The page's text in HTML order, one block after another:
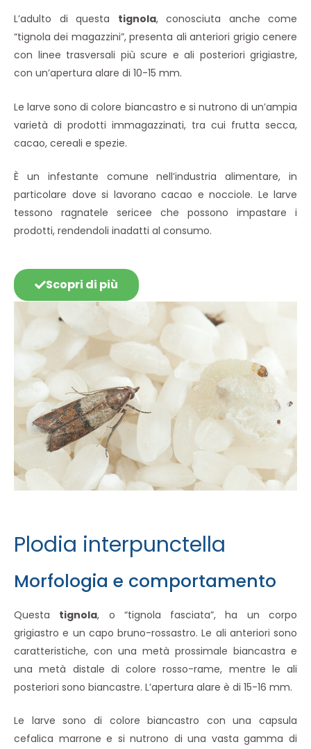
L’adulto di questa tignola, conosciuta anche come
“tignola dei magazzini”, presenta ali anteriori grigio cenere
con linee trasversali più scure e ali posteriori grigiastre,
con un’apertura alare di 10-15 mm.
Le larve sono di colore biancastro e si nutrono di un’ampia
varietà di prodotti immagazzinati, tra cui frutta secca,
cacao, cereali e spezie.
È un infestante comune nell’industria alimentare, in
particolare dove si lavorano cacao e nocciole. Le larve
tessono ragnatele sericee che possono impastare i
prodotti, rendendoli inadatti al consumo.
Scopri di più
Plodia interpunctella
Morfologia e comportamento
Questa tignola, o “tignola fasciata”, ha un corpo
grigiastro e un capo bruno-rossastro. Le ali anteriori sono
caratteristiche, con una metà prossimale biancastra e
una metà distale di colore rosso-rame, mentre le ali
posteriori sono biancastre. L’apertura alare è di 15-16 mm.
Le larve sono di colore biancastro con una capsula
cefalica marrone e si nutrono di una vasta gamma di